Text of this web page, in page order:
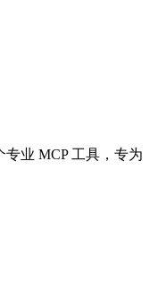
业 MCP 工具，专为